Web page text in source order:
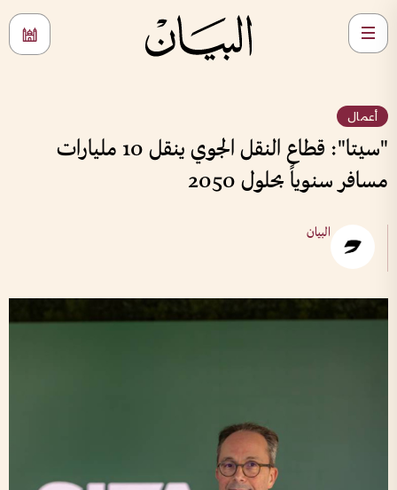
أعمال
"سيتا": قطاع النقل الجوي ينقل 10 مليارات
مسافر سنوياً بحلول 2050
البيان